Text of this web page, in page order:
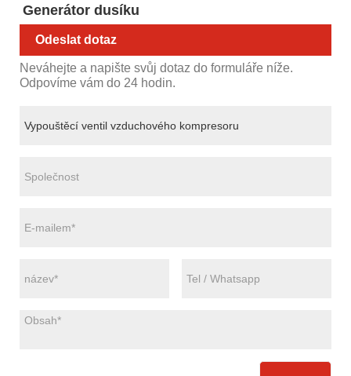
Generátor dusíku
Odeslat dotaz
Neváhejte a napište svůj dotaz do formuláře níže.
Odpovíme vám do 24 hodin.